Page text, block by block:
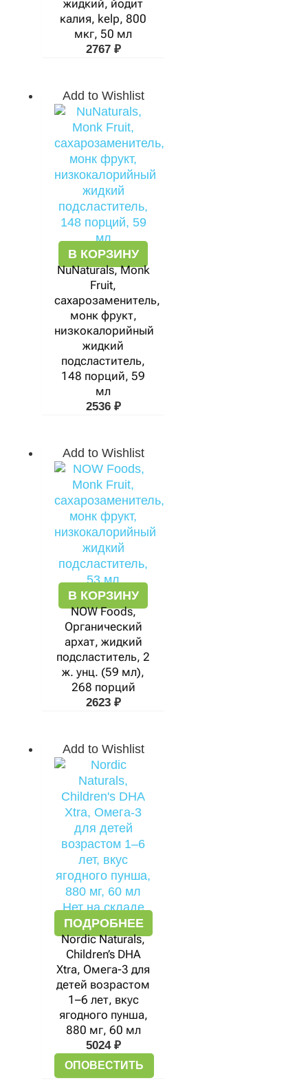
жидкий, йодит
калия, kelp, 800
мкг, 50 мл
2767 ₽
Add to Wishlist
В КОРЗИНУ
NuNaturals, Monk
Fruit,
сахарозаменитель,
монк фрукт,
низкокалорийный
жидкий
подсластитель,
148 порций, 59
мл
2536 ₽
Add to Wishlist
В КОРЗИНУ
NOW Foods,
Органический
архат, жидкий
подсластитель, 2
ж. унц. (59 мл),
268 порций
2623 ₽
Add to Wishlist
Нет на складе
ПОДРОБНЕЕ
Nordic Naturals,
Children’s DHA
Xtra, Омега-3 для
детей возрастом
1–6 лет, вкус
ягодного пунша,
880 мг, 60 мл
5024 ₽
ОПОВЕСТИТЬ